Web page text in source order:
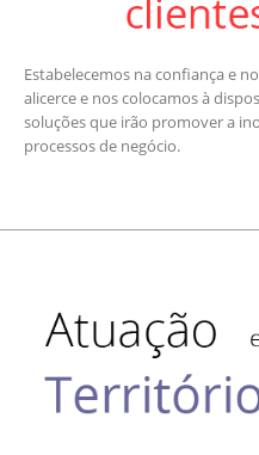
Estabelecemos na confiança e
alicerce e nos colocamos à
soluções que irão promover a
processos de negócio.